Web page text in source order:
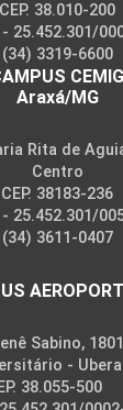
CEP. 38.010-200
- 25.452.301/
(34) 3319-6600
CEMIG
Araxá/MG
Rita de
Centro
CEP. 38183-236
- 25.452.301/
(34) 3611-0407
Sabino, 1801
-
38.055-500